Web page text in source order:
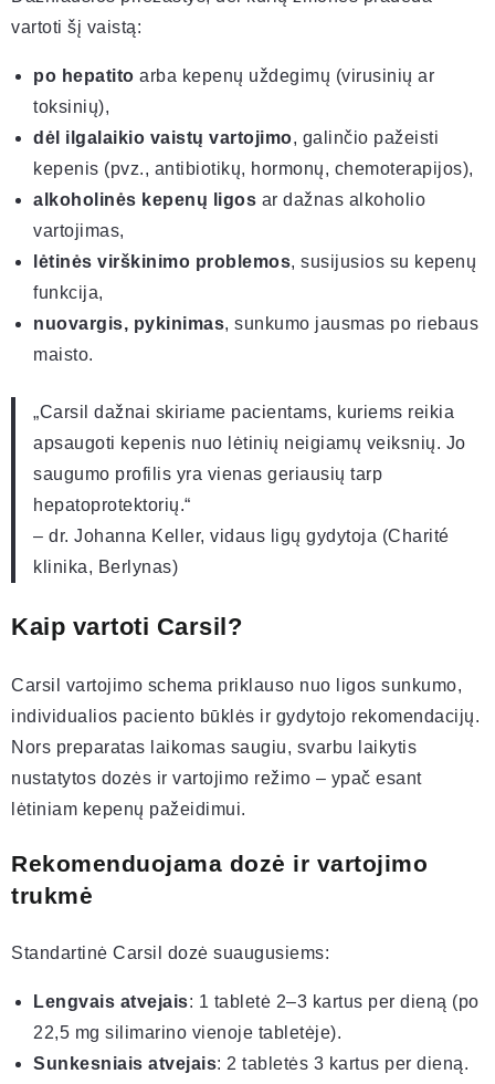
vartoti šį vaistą:
po hepatito arba kepenų uždegimų (virusinių ar
toksinių),
dėl ilgalaikio vaistų vartojimo, galinčio pažeisti
kepenis (pvz., antibiotikų, hormonų, chemoterapijos),
alkoholinės kepenų ligos ar dažnas alkoholio
vartojimas,
lėtinės virškinimo problemos, susijusios su kepenų
funkcija,
nuovargis, pykinimas, sunkumo jausmas po riebaus
maisto.
„Carsil dažnai skiriame pacientams, kuriems reikia
apsaugoti kepenis nuo lėtinių neigiamų veiksnių. Jo
saugumo profilis yra vienas geriausių tarp
hepatoprotektorių.“
– dr. Johanna Keller, vidaus ligų gydytoja (Charité
klinika, Berlynas)
Kaip vartoti Carsil?
Carsil vartojimo schema priklauso nuo ligos sunkumo,
individualios paciento būklės ir gydytojo rekomendacijų.
Nors preparatas laikomas saugiu, svarbu laikytis
nustatytos dozės ir vartojimo režimo – ypač esant
lėtiniam kepenų pažeidimui.
Rekomenduojama dozė ir vartojimo
trukmė
Standartinė Carsil dozė suaugusiems:
Lengvais atvejais: 1 tabletė 2–3 kartus per dieną (po
22,5 mg silimarino vienoje tabletėje).
Sunkesniais atvejais: 2 tabletės 3 kartus per dieną.